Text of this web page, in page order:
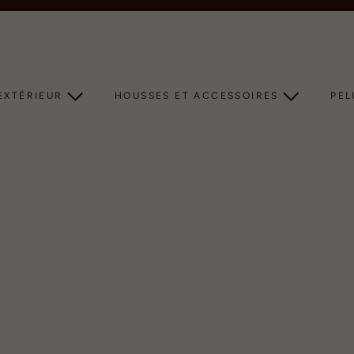
HOUSSES ET ACCESSOIRES